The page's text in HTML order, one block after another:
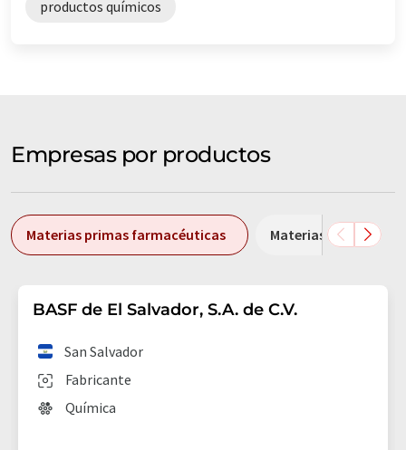
productos químicos
Empresas por productos
Materias primas farmacéuticas Materias primas
BASF de El Salvador, S.A. de C.V.
Fabricante
San Salvador
Química